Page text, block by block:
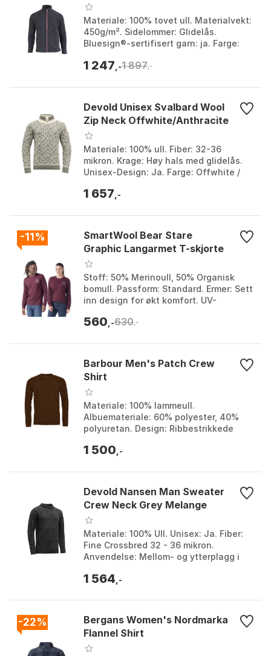
Materiale: 100% tovet ull. Materialvekt:
450g/m². Sidelommer: Glidelås.
Bluesign®-sertifisert garn: ja. Farge:
Light navy,...
1 247 ,-1 897 ,-
Devold Unisex Svalbard Wool
Zip Neck Offwhite/Anthracite
Materiale: 100% ull. Fiber: 32-36
mikron. Krage: Høy hals med glidelås.
Unisex-Design: Ja. Farge: Offwhite /
Offwhite/grey, Olive/Off...
1 657 ,-
-11%
SmartWool Bear Stare
Graphic Langarmet T-skjorte
Stoff: 50% Merinoull, 50% Organisk
bomull. Passform: Standard. Ermer: Sett
inn design for økt komfort. UV-
Størrelse: XL.
560 ,-630,-
Barbour Men's Patch Crew
Shirt
Materiale: 100% lammeull.
Albuemateriale: 60% polyester, 40%
polyuretan. Design: Ribbestrikkede
med Barbourlogo. Farge: Bra...
1 500 ,-
Devold Nansen Man Sweater
Crew Neck Grey Melange
Materiale: 100% Ull. Unisex: Ja. Fiber:
Fine Crossbred 32 - 36 mikron.
Anvendelse: Mellom- og ytterplagg i
melange, Navy, Oli...
1 564 ,-
-22%
Bergans Women's Nordmarka
Flannel Shirt